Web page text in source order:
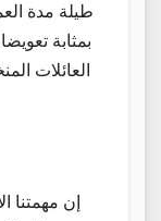
طيلة مدة
بمثابة
العائلات
إن